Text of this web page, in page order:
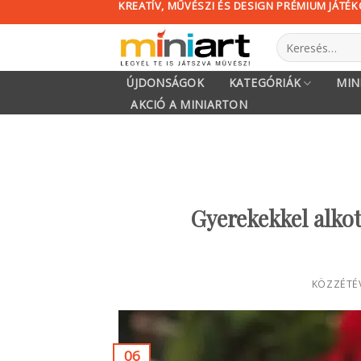
KREATÍV, MŰVÉSZI ÉS DESIGN PRÉMIUM
Keresés
a
következőre:
ÚJDONSÁGOK KATEGÓRIÁK
AKCIÓ A MINIARTON
Gyerekekkel
06